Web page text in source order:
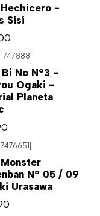
-
Sisí
Bi No N°3 -
Ogaki -
Planeta
|
Nº 05 / 09
Urasawa